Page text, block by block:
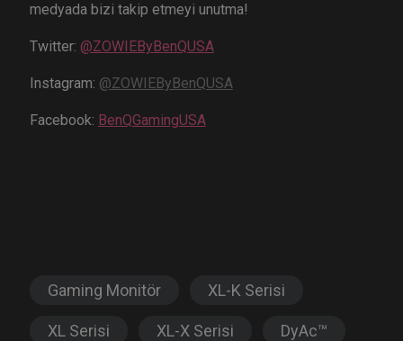
medyada bizi takip etmeyi unutma!
Twitter: @ZOWIEByBenQUSA
Instagram: @ZOWIEByBenQUSA
Facebook: BenQGamingUSA
Gaming Monitör XL-K Serisi
XL Serisi XL-X Serisi DyAc™